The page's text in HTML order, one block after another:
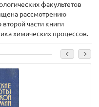
факультетов
рассмотрению
части книги
химических процессов.